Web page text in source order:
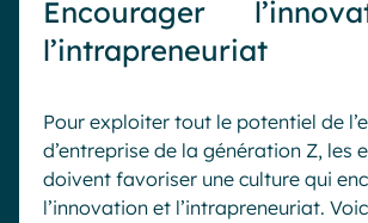
Encourager
l’intrapreneuriat
Pour exploiter tout le potentiel de
d’entreprise de la génération Z, les
doivent favoriser une culture qui
l’innovation et l’intrapreneuriat.